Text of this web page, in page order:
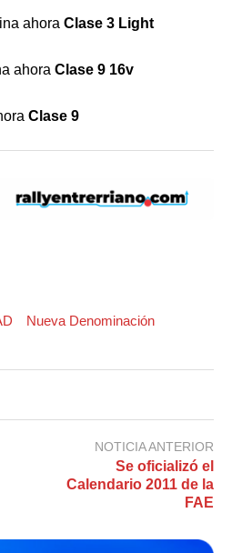
ahora Clase 3 Light
ahora Clase 9 16v
Clase 9
Nueva Denominación
NOTICIA ANTERIOR
Se oficializó el
Calendario 2011 de la
FAE